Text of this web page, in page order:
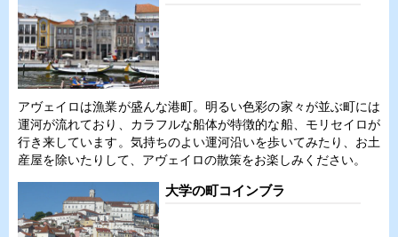
アヴェイロは漁業が盛んな港町。明るい色彩の家々が並ぶ町には
運河が流れており、カラフルな船体が特徴的な船、モリセイロが
行き来しています。気持ちのよい運河沿いを歩いてみたり、お土
産屋を除いたりして、アヴェイロの散策をお楽しみください。
大学の町コインブラ